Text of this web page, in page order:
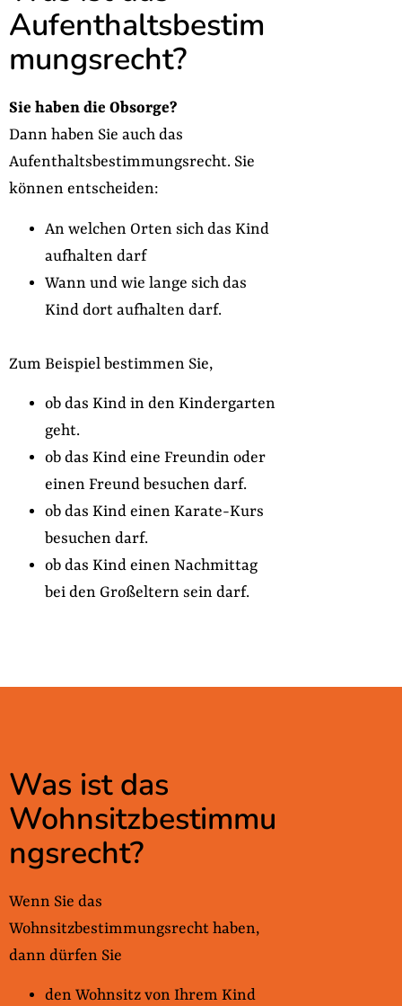
Aufenthaltsbestim
mungsrecht?
Sie haben die Obsorge?
Dann haben Sie auch das
Aufenthaltsbestimmungsrecht. Sie
können entscheiden:
An welchen Orten sich das Kind
aufhalten darf
Wann und wie lange sich das
Kind dort aufhalten darf.
Zum Beispiel bestimmen Sie,
ob das Kind in den Kindergarten
geht.
ob das Kind eine Freundin oder
einen Freund besuchen darf.
ob das Kind einen Karate-Kurs
besuchen darf.
ob das Kind einen Nachmittag
bei den Großeltern sein darf.
Was ist das
Wohnsitzbestimmu
ngsrecht?
Wenn Sie das
Wohnsitzbestimmungsrecht haben,
dann dürfen Sie
den Wohnsitz von Ihrem Kind